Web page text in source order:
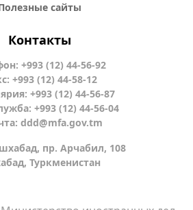
сайты
Контакты
+993 (12) 44-56-92
+993 (12) 44-58-12
+993 (12) 44-56-87
+993 (12) 44-56-04
ddd@mfa.gov.tm
пр. Арчабил, 108
Туркменистан